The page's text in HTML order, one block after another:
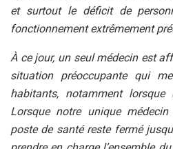
et surtout le déficit de
fonctionnement extrêmement
À ce jour, un seul médecin est
situation préoccupante qui
habitants, notamment
Lorsque notre unique
poste de santé reste fermé